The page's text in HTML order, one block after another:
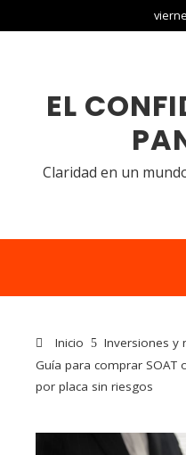
EL
Claridad en un
Inicio
Inversiones y
Guía para comprar SOAT
por placa sin riesgos